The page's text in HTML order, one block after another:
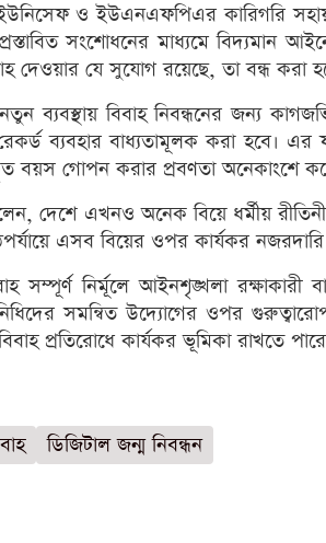
ইউনিসেফ ও ইউএনএফপিএর কারিগরি
সংশোধনের মাধ্যমে বিদ্যমান
দেওয়ার যে সুযোগ রয়েছে, তা বন্ধ করা
ব্যবস্থায় বিবাহ নিবন্ধনের জন্য
ব্যবহার বাধ্যতামূলক করা হবে।
বয়স গোপন করার প্রবণতা অনেকাংশে
দেশে এখনও অনেক বিয়ে ধর্মীয়
এসব বিয়ের ওপর কার্যকর
সম্পূর্ণ নির্মূলে আইনশৃঙ্খলা রক্ষাকারী
সমন্বিত উদ্যোগের ওপর
প্রতিরোধে কার্যকর ভূমিকা রাখতে
ডিজিটাল জন্ম নিবন্ধন